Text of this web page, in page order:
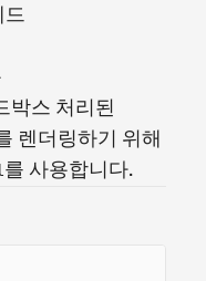
드
박스 처리된
렌더링하기 위해
를 사용합니다.